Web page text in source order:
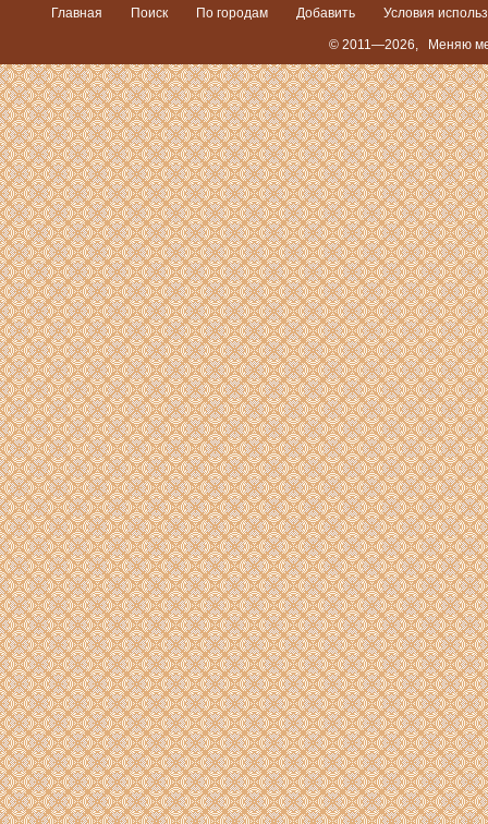
Главная Поиск По городам Добавить Условия
© 2011—2026, Меняю